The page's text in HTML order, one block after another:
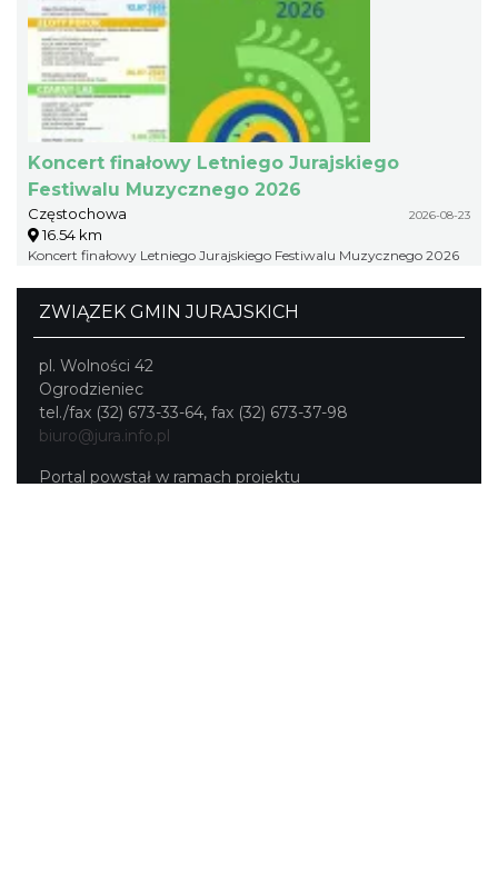
Koncert finałowy Letniego Jurajskiego
Festiwalu Muzycznego 2026
Częstochowa 2026-08-23
16.54 km
Koncert finałowy Letniego Jurajskiego Festiwalu Muzycznego 2026
ZWIĄZEK GMIN JURAJSKICH
pl. Wolności 42
Ogrodzieniec
tel./fax (32) 673-33-64, fax (32) 673-37-98
biuro@jura.info.pl
Portal powstał w ramach projektu